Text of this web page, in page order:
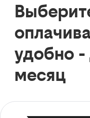
удобно -
месяц